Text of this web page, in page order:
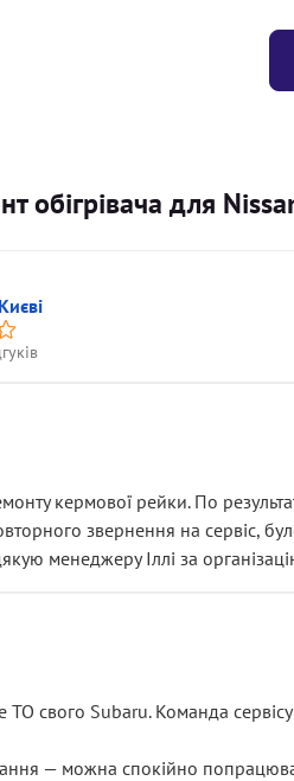
обігрівача для
кермової рейки. По
звернення на сервіс,
менеджеру Іллі за
свого Subaru. Команда
— можна спокійно